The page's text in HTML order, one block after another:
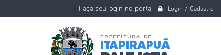
Login / Cadastro